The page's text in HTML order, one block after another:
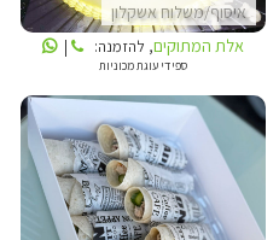
איסוף/משלוח אשקלון
אלת המתוקים, להזמנה: |
ספידי עוגת מכוניות